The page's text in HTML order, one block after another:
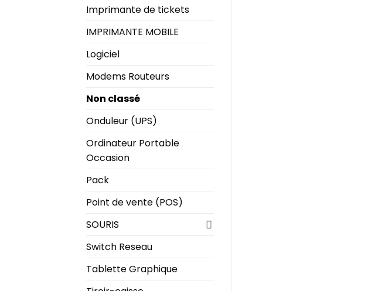
Imprimante de tickets
IMPRIMANTE MOBILE
Logiciel
Modems Routeurs
Non classé
Onduleur (UPS)
Ordinateur Portable
Occasion
Pack
Point de vente (POS)
SOURIS
Switch Reseau
Tablette Graphique